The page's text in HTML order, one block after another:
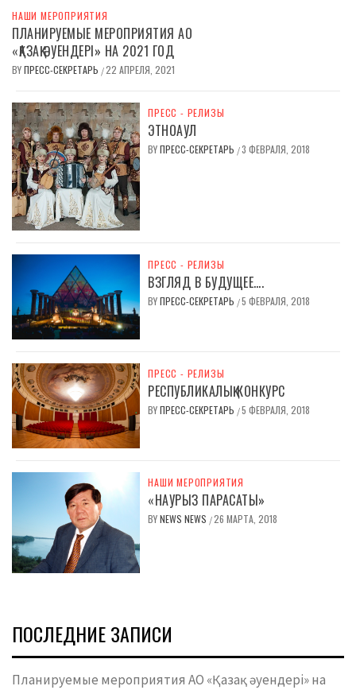
НАШИ МЕРОПРИЯТИЯ
ПЛАНИРУЕМЫЕ МЕРОПРИЯТИЯ АО
«ҚАЗАҚ ӘУЕНДЕРІ» НА 2021 ГОД
BYПРЕСС-СЕКРЕТАРЬ /22 АПРЕЛЯ, 2021
ПРЕСС - РЕЛИЗЫ
ЭТНОАУЛ
BYПРЕСС-СЕКРЕТАРЬ /3 ФЕВРАЛЯ, 2018
ПРЕСС - РЕЛИЗЫ
ВЗГЛЯД В БУДУЩЕЕ….
BYПРЕСС-СЕКРЕТАРЬ /5 ФЕВРАЛЯ, 2018
ПРЕСС - РЕЛИЗЫ
РЕСПУБЛИКАЛЫҚ КОНКУРС
BYПРЕСС-СЕКРЕТАРЬ /5 ФЕВРАЛЯ, 2018
НАШИ МЕРОПРИЯТИЯ
«НАУРЫЗ ПАРАСАТЫ»
BYNEWS NEWS /26 МАРТА, 2018
ПОСЛЕДНИЕ ЗАПИСИ
Планируемые мероприятия АО «Қазақ әуендері» на